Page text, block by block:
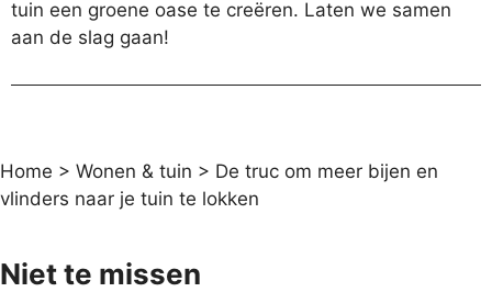
tuin een groene oase te creëren. Laten we samen
aan de slag gaan!
Home > Wonen & tuin > De truc om meer bijen en
vlinders naar je tuin te lokken
Niet te missen